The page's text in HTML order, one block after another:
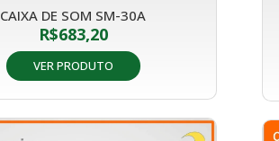
CAIXA DE SOM SM-30A
R$683,20
VER PRODUTO